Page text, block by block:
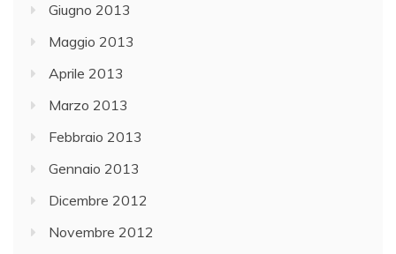
Giugno 2013
Maggio 2013
Aprile 2013
Marzo 2013
Febbraio 2013
Gennaio 2013
Dicembre 2012
Novembre 2012